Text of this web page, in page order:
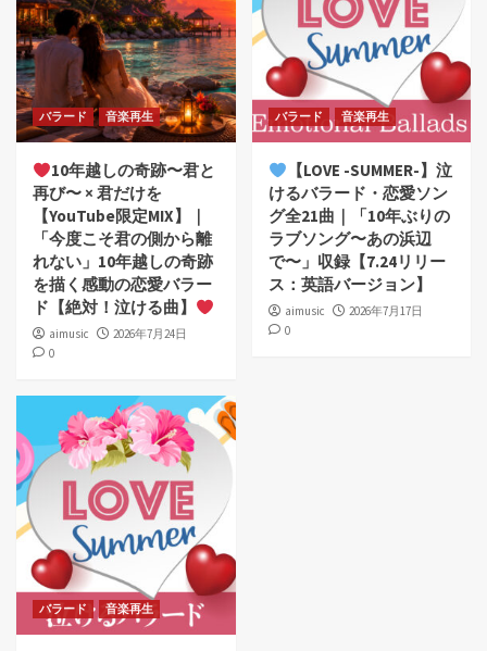
バラード 音楽再生
10年越しの奇跡〜君と
再び〜 × 君だけを
【YouTube限定MIX】｜
「今度こそ君の側から離
れない」10年越しの奇跡
を描く感動の恋愛バラー
ド【絶対！泣ける曲】
aimusic
2026年7月24日
0
バラード 音楽再生
【LOVE -SUMMER-】泣
けるバラード・恋愛ソン
グ全21曲｜「10年ぶりの
ラブソング〜あの浜辺
で〜」収録【7.24リリー
ス：英語バージョン】
aimusic
2026年7月17日
0
バラード 音楽再生